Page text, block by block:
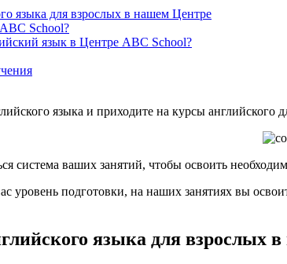
языка для взрослых в нашем Центре
School?
язык в Центре ABC School?
языка и приходите на курсы
система ваших занятий, чтобы освоить
уровень подготовки, на наших занятиях вы
языка для взрослых